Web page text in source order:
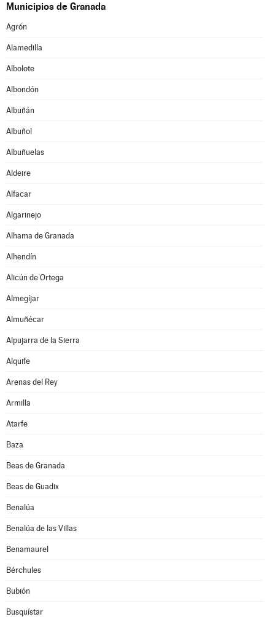
Municipios de Granada
Agrón
Alamedilla
Albolote
Albondón
Albuñán
Albuñol
Albuñuelas
Aldeire
Alfacar
Algarinejo
Alhama de Granada
Alhendín
Alicún de Ortega
Almegíjar
Almuñécar
Alpujarra de la Sierra
Alquife
Arenas del Rey
Armilla
Atarfe
Baza
Beas de Granada
Beas de Guadix
Benalúa
Benalúa de las Villas
Benamaurel
Bérchules
Bubión
Busquístar